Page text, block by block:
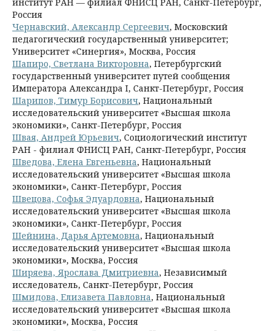
Россия
Чернавский, Александр Сергеевич, Московский
педагогический государственный университет;
Университет «Синергия», Москва, Россия
Шапиро, Светлана Викторовна, Петербургский
государственный университет путей сообщения
Императора Александра I, Санкт-Петербург, Россия
Шарипов, Тимур Борисович, Национальный
исследовательский университет «Высшая школа
экономики», Санкт-Петербург, Россия
Швая, Андрей Юрьевич, Социологический институт
РАН - филиал ФНИСЦ РАН, Санкт-Петербург, Россия
Шведова, Елена Евгеньевна, Национальный
исследовательский университет «Высшая школа
экономики», Санкт-Петербург, Россия
Швецова, Софья Эдуардовна, Национальный
исследовательский университет «Высшая школа
экономики», Санкт-Петербург, Россия
Шейнина, Дарья Артемовна, Национальный
исследовательский университет «Высшая школа
экономики», Москва, Россия
Ширяева, Ярослава Дмитриевна, Независимый
исследователь, Санкт-Петербург, Россия
Шмидова, Елизавета Павловна, Национальный
исследовательский университет «Высшая школа
экономики», Москва, Россия